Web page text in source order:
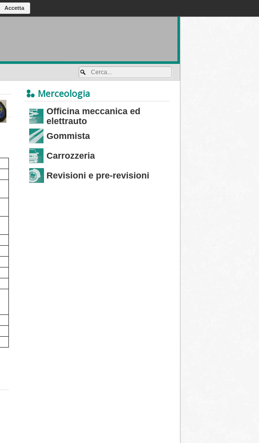
Merceologia
Officina meccanica ed
elettrauto
Gommista
Carrozzeria
Revisioni e pre-revisioni
Accetta